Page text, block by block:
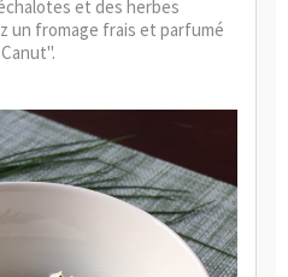
et des herbes
un fromage frais et parfumé